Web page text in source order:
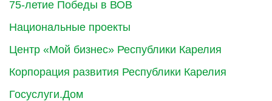
75-летие Победы в ВОВ
Национальные проекты
Центр «Мой бизнес» Республики Карелия
Корпорация развития Республики Карелия
Госуслуги.Дом